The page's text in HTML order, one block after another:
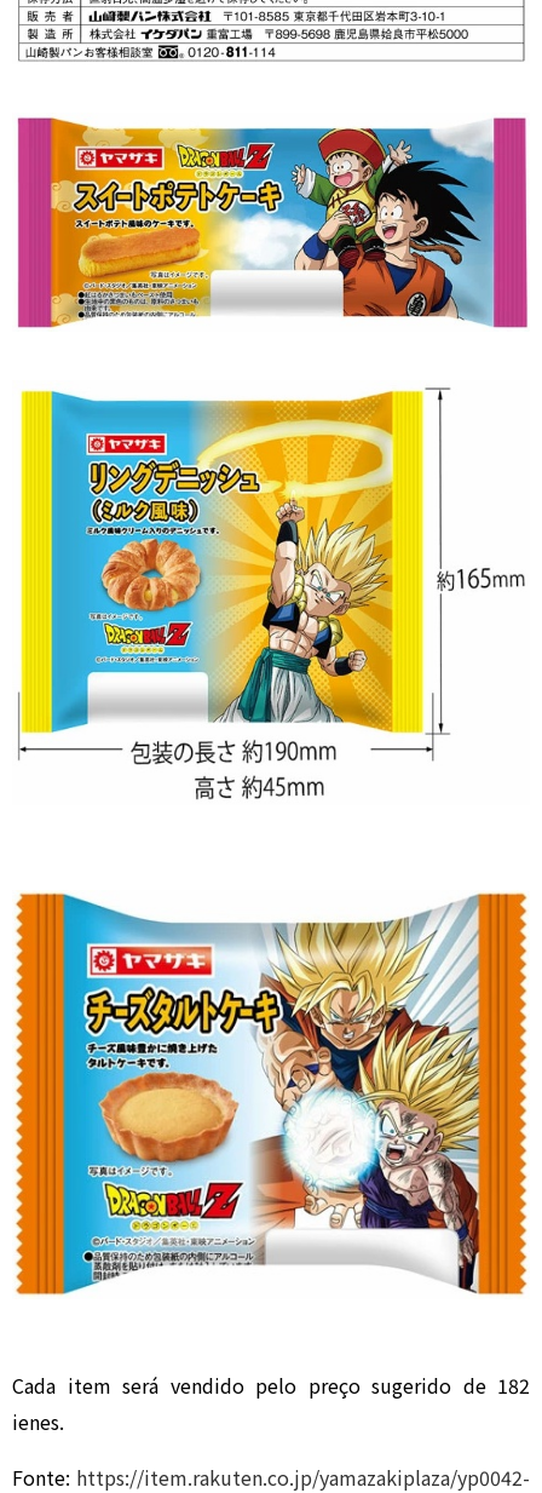
Cada item será vendido pelo preço sugerido de 182
ienes.
Fonte: https://item.rakuten.co.jp/yamazakiplaza/yp0042-